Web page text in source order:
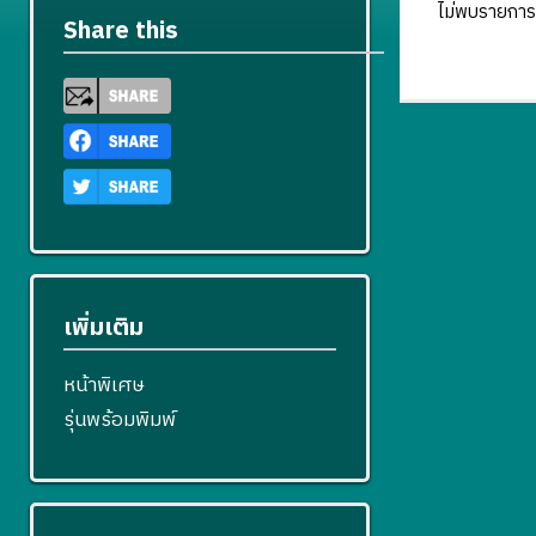
ไม่พบรายกา
Share this
เพิ่มเติม
หน้าพิเศษ
รุ่นพร้อมพิมพ์